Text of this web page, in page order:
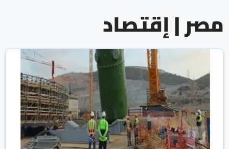
مصر | إقتصاد